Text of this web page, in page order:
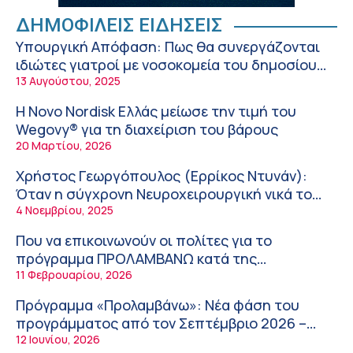
Ειρήνη Ζίγκιρη (Ερρίκος Ντυνάν): H θερμική
καταπόνηση στους ηλικιωμένους
εργαζόμενους
6:11 πμ
Σύσκεψη στον ΕΟΦ για την ομαλή λειτουργία
της εφοδιαστικής αλυσίδας των φαρμάκων στη
διάρκεια του καλοκαιριού
12:08 μμ
Μιχάλης Τάτσης, Insurance & Healthcare
Analyst, διευθυντής Επιχειρηματικής
Ανάπτυξης Ομίλου HHG
11:54 πμ
Kavita Patel: Ένα στα πέντε καινοτόμα
φάρμακα φτάνει τελικά στην Ελλάδα
9:21 πμ
Υπάρχει τελικά «δίαιτα θυρεοειδούς»; Τι λέει η
επιστήμη για τη διατροφή και τα
συμπληρώματα
7:38 πμ
Πυρκαγιά στη Δυτική Αττική: Οι κίνδυνοι για τη
ΔΗΜΟΦΙΛΕΙΣ ΕΙΔΗΣΕΙΣ
Υπουργική Απόφαση: Πως θα συνεργάζονται
ιδιώτες γιατροί με νοσοκομεία του δημοσίου
συστήματος υγείας
13 Αυγούστου, 2025
Η Novo Nordisk Ελλάς μείωσε την τιμή του
Wegovy® για τη διαχείριση του βάρους
20 Μαρτίου, 2026
Χρήστος Γεωργόπουλος (Ερρίκος Ντυνάν):
Όταν η σύγχρονη Νευροχειρουργική νικά το
φόβο!
4 Νοεμβρίου, 2025
Που να επικοινωνούν οι πολίτες για το
πρόγραμμα ΠΡΟΛΑΜΒΑΝΩ κατά της
παχυσαρκίας
11 Φεβρουαρίου, 2026
Πρόγραμμα «Προλαμβάνω»: Νέα φάση του
προγράμματος από τον Σεπτέμβριο 2026 –
Δωρεάν προληπτικές εξετάσεις έως το 2030
12 Ιουνίου, 2026